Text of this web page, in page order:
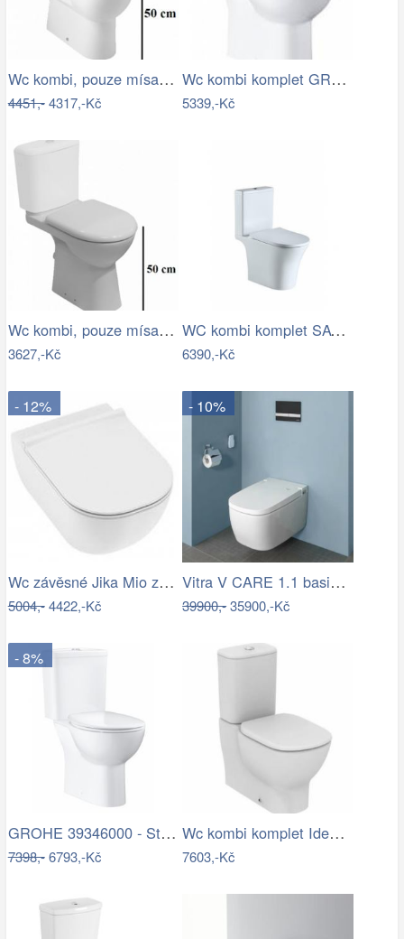
Wc kombi, pouze mísa Jika Mio vario…
4451,-4317,-Kč
Wc kombi komplet GROHE Bau Ceramic…
5339,-Kč
Wc kombi, pouze mísa Jika Deep zadní…
3627,-Kč
WC kombi komplet SAT Brevis včetně…
6390,-Kč
- 12%
Wc závěsné Jika Mio zadní odpad…
5004,-4422,-Kč
- 10%
Vitra V CARE 1.1 basic bidet + wc,…
39900,-35900,-Kč
- 8%
GROHE 39346000 - Stojící toaleta BAU s…
7398,-6793,-Kč
Wc kombi komplet Ideal Standard Tesi…
7603,-Kč